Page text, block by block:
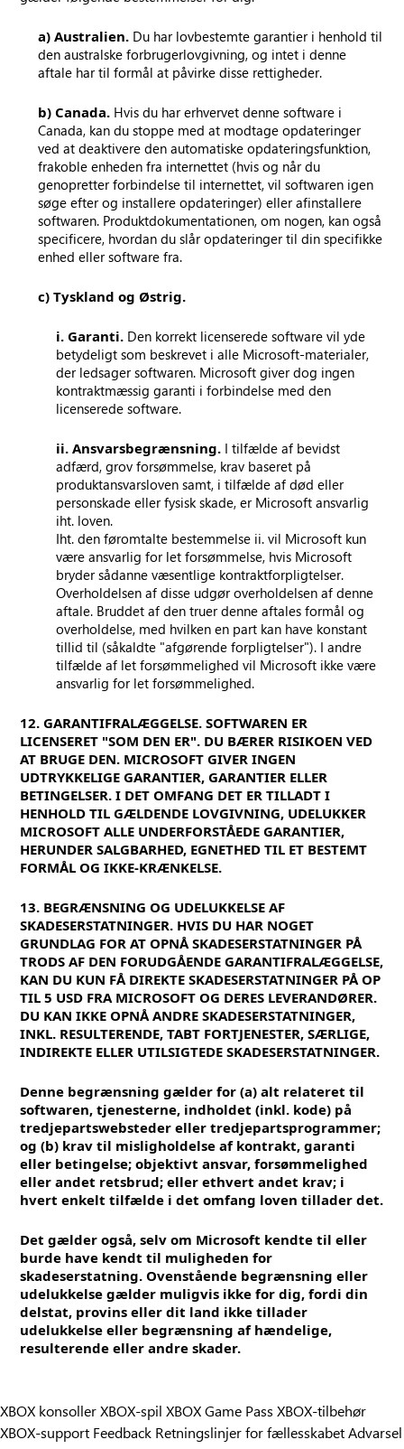
a) Australien. Du har lovbestemte garantier i henhold til
den australske forbrugerlovgivning, og intet i denne
aftale har til formål at påvirke disse rettigheder.
b) Canada. Hvis du har erhvervet denne software i
Canada, kan du stoppe med at modtage opdateringer
ved at deaktivere den automatiske opdateringsfunktion,
frakoble enheden fra internettet (hvis og når du
genopretter forbindelse til internettet, vil softwaren igen
søge efter og installere opdateringer) eller afinstallere
softwaren. Produktdokumentationen, om nogen, kan også
specificere, hvordan du slår opdateringer til din specifikke
enhed eller software fra.
c) Tyskland og Østrig.
i. Garanti. Den korrekt licenserede software vil yde
betydeligt som beskrevet i alle Microsoft-materialer,
der ledsager softwaren. Microsoft giver dog ingen
kontraktmæssig garanti i forbindelse med den
licenserede software.
ii. Ansvarsbegrænsning. I tilfælde af bevidst
adfærd, grov forsømmelse, krav baseret på
produktansvarsloven samt, i tilfælde af død eller
personskade eller fysisk skade, er Microsoft ansvarlig
iht. loven.
Iht. den føromtalte bestemmelse ii. vil Microsoft kun
være ansvarlig for let forsømmelse, hvis Microsoft
bryder sådanne væsentlige kontraktforpligtelser.
Overholdelsen af disse udgør overholdelsen af denne
aftale. Bruddet af den truer denne aftales formål og
overholdelse, med hvilken en part kan have konstant
tillid til (såkaldte "afgørende forpligtelser"). I andre
tilfælde af let forsømmelighed vil Microsoft ikke være
ansvarlig for let forsømmelighed.
12. GARANTIFRALÆGGELSE. SOFTWAREN ER
LICENSERET "SOM DEN ER". DU BÆRER RISIKOEN VED
AT BRUGE DEN. MICROSOFT GIVER INGEN
UDTRYKKELIGE GARANTIER, GARANTIER ELLER
BETINGELSER. I DET OMFANG DET ER TILLADT I
HENHOLD TIL GÆLDENDE LOVGIVNING, UDELUKKER
MICROSOFT ALLE UNDERFORSTÅEDE GARANTIER,
HERUNDER SALGBARHED, EGNETHED TIL ET BESTEMT
FORMÅL OG IKKE-KRÆNKELSE.
13. BEGRÆNSNING OG UDELUKKELSE AF
SKADESERSTATNINGER. HVIS DU HAR NOGET
GRUNDLAG FOR AT OPNÅ SKADESERSTATNINGER PÅ
TRODS AF DEN FORUDGÅENDE GARANTIFRALÆGGELSE,
KAN DU KUN FÅ DIREKTE SKADESERSTATNINGER PÅ OP
TIL 5 USD FRA MICROSOFT OG DERES LEVERANDØRER.
DU KAN IKKE OPNÅ ANDRE SKADESERSTATNINGER,
INKL. RESULTERENDE, TABT FORTJENESTER, SÆRLIGE,
INDIREKTE ELLER UTILSIGTEDE SKADESERSTATNINGER.
Denne begrænsning gælder for (a) alt relateret til
softwaren, tjenesterne, indholdet (inkl. kode) på
tredjepartswebsteder eller tredjepartsprogrammer;
og (b) krav til misligholdelse af kontrakt, garanti
eller betingelse; objektivt ansvar, forsømmelighed
eller andet retsbrud; eller ethvert andet krav; i
hvert enkelt tilfælde i det omfang loven tillader det.
Det gælder også, selv om Microsoft kendte til eller
burde have kendt til muligheden for
skadeserstatning. Ovenstående begrænsning eller
udelukkelse gælder muligvis ikke for dig, fordi din
delstat, provins eller dit land ikke tillader
udelukkelse eller begrænsning af hændelige,
resulterende eller andre skader.
XBOX konsollerXBOX-spil XBOX Game Pass XBOX-tilbehør
XBOX-support Feedback Retningslinjer for fællesskabetAdvarsel